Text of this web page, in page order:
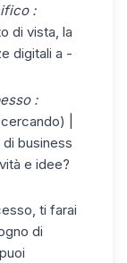
:
di vista, la
digitali a -
:
|
business
e idee?
ti farai
di